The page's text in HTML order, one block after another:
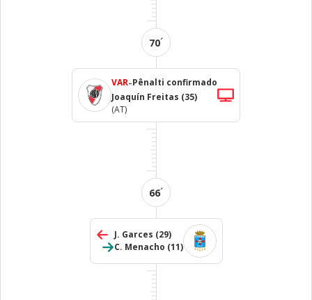
70´
VAR-Pênalti confirmado
Joaquín Freitas (35)
(AT)
66´
J. Garces (29)
C. Menacho (11)